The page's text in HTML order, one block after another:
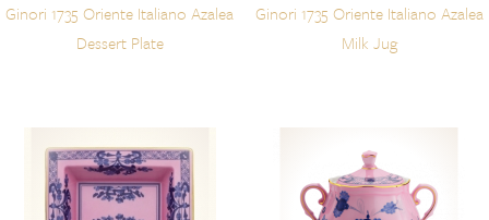
Ginori 1735 Oriente Italiano Azalea
Dessert Plate
Ginori 1735 Oriente Italiano Azalea
Milk Jug